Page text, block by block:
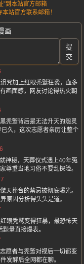
”到本站官方邮箱
站官方联系邮箱！
画
提
交
咒加上红眼秃鹫狂袭，血多
画面感，网友讨论得热火朝
秃鹫背后是无法升天的怨灵
久，这次志愿者亲历让整个
神秘，天葬仪式遇上40年冤
尊重当地习俗不要乱探险。
天葬台的禁忌被彻底曝光。
原因分析得头头是道。
眼秃鹫变得狂暴，最恐怖天
量直接爆表。
愿者与秃鹫对视后一切都变
发酵后全网都在聊。